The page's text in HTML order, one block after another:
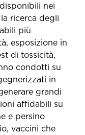
nei
ricerca degli
più
esposizione in
di tossicità,
condotti su
in
grandi
affidabili su
e persino
vaccini che